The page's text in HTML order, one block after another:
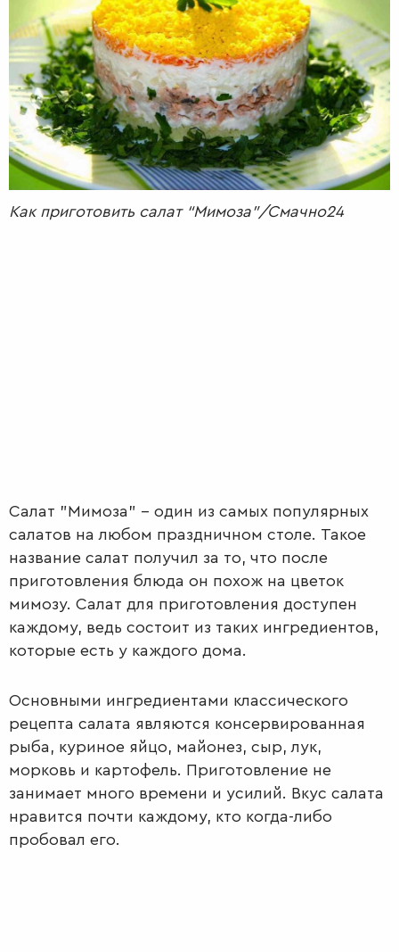
ПЕРВЫЕ
БЛЮДА
КРАСА КІНО
LIFESTYLE FASHION ТРАДИЦІЇ
PETS
Как приготовить салат “Мимоза”/Смачно24
Салат "Мимоза" – один из самых популярных
салатов на любом праздничном столе. Такое
название салат получил за то, что после
приготовления блюда он похож на цветок
мимозу. Салат для приготовления доступен
каждому, ведь состоит из таких ингредиентов,
которые есть у каждого дома.
Основными ингредиентами классического
рецепта салата являются консервированная
рыба, куриное яйцо, майонез, сыр, лук,
морковь и картофель. Приготовление не
занимает много времени и усилий. Вкус салата
нравится почти каждому, кто когда-либо
пробовал его.